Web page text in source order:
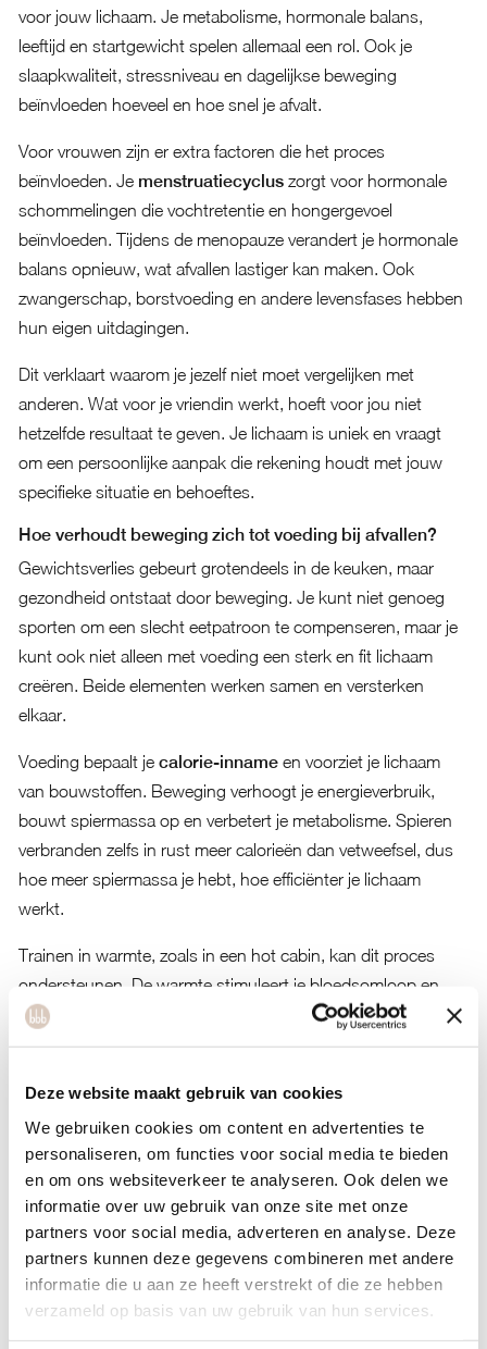
Deze website maakt gebruik van cookies
We gebruiken cookies om content en advertenties te
personaliseren, om functies voor social media te bieden
en om ons websiteverkeer te analyseren. Ook delen we
informatie over uw gebruik van onze site met onze
partners voor social media, adverteren en analyse. Deze
partners kunnen deze gegevens combineren met andere
informatie die u aan ze heeft verstrekt of die ze hebben
verzameld op basis van uw gebruik van hun services.
voor jouw lichaam. Je metabolisme, hormonale balans,
leeftijd en startgewicht spelen allemaal een rol. Ook je
slaapkwaliteit, stressniveau en dagelijkse beweging
beïnvloeden hoeveel en hoe snel je afvalt.
Voor vrouwen zijn er extra factoren die het proces
beïnvloeden. Je menstruatiecycluszorgt voor hormonale
schommelingen die vochtretentie en hongergevoel
beïnvloeden. Tijdens de menopauze verandert je hormonale
balans opnieuw, wat afvallen lastiger kan maken. Ook
zwangerschap, borstvoeding en andere levensfases hebben
hun eigen uitdagingen.
Dit verklaart waarom je jezelf niet moet vergelijken met
anderen. Wat voor je vriendin werkt, hoeft voor jou niet
hetzelfde resultaat te geven. Je lichaam is uniek en vraagt
om een persoonlijke aanpak die rekening houdt met jouw
specifieke situatie en behoeftes.
Hoe verhoudt beweging zich tot voeding bij afvallen?
Gewichtsverlies gebeurt grotendeels in de keuken, maar
gezondheid ontstaat door beweging. Je kunt niet genoeg
sporten om een slecht eetpatroon te compenseren, maar je
kunt ook niet alleen met voeding een sterk en fit lichaam
creëren. Beide elementen werken samen en versterken
elkaar.
Voeding bepaalt je calorie-innameen voorziet je lichaam
van bouwstoffen. Beweging verhoogt je energieverbruik,
bouwt spiermassa op en verbetert je metabolisme. Spieren
verbranden zelfs in rust meer calorieën dan vetweefsel, dus
hoe meer spiermassa je hebt, hoe efficiënter je lichaam
werkt.
Trainen in warmte, zoals in een hot cabin, kan dit proces
ondersteunen. De warmte stimuleert je bloedsomloop en
kan de vetverbranding bevorderen. Het zorgt voor een
intensievere workout waarbij je lichaam meer energie
creëer je zo de ideale omstandigheden voor duurzaam
gewichtsverlies.
Welke veelgemaakte fouten vertragen je afvalproces?
Extreme caloriebeperkingen zijn de meest gemaakte fout. Je
lichaam heeft voldoende energie nodig om te functioneren.
Te weinig eten vertraagt je metabolisme en zorgt ervoor dat
je lichaam spiermassa afbreekt. Ook maaltijden overslaan
werkt averechts omdat je daarna vaak meer eet en